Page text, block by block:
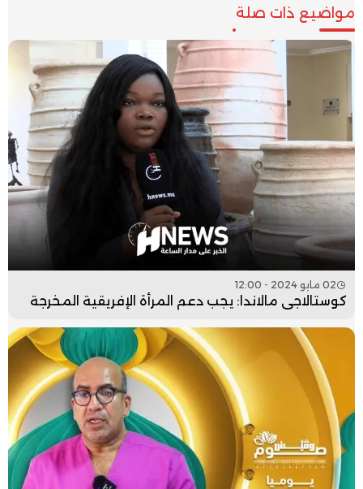
مواضيع ذات صلة
02 مايو 2024 - 12:00
كوستالاجي مالاندا: يجب دعم المرأة الإفريقية المخرجة